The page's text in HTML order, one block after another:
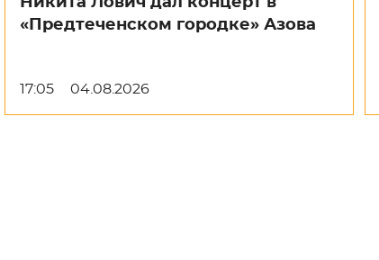
«Предтеченском городке» Азова
17:05 04.08.2026